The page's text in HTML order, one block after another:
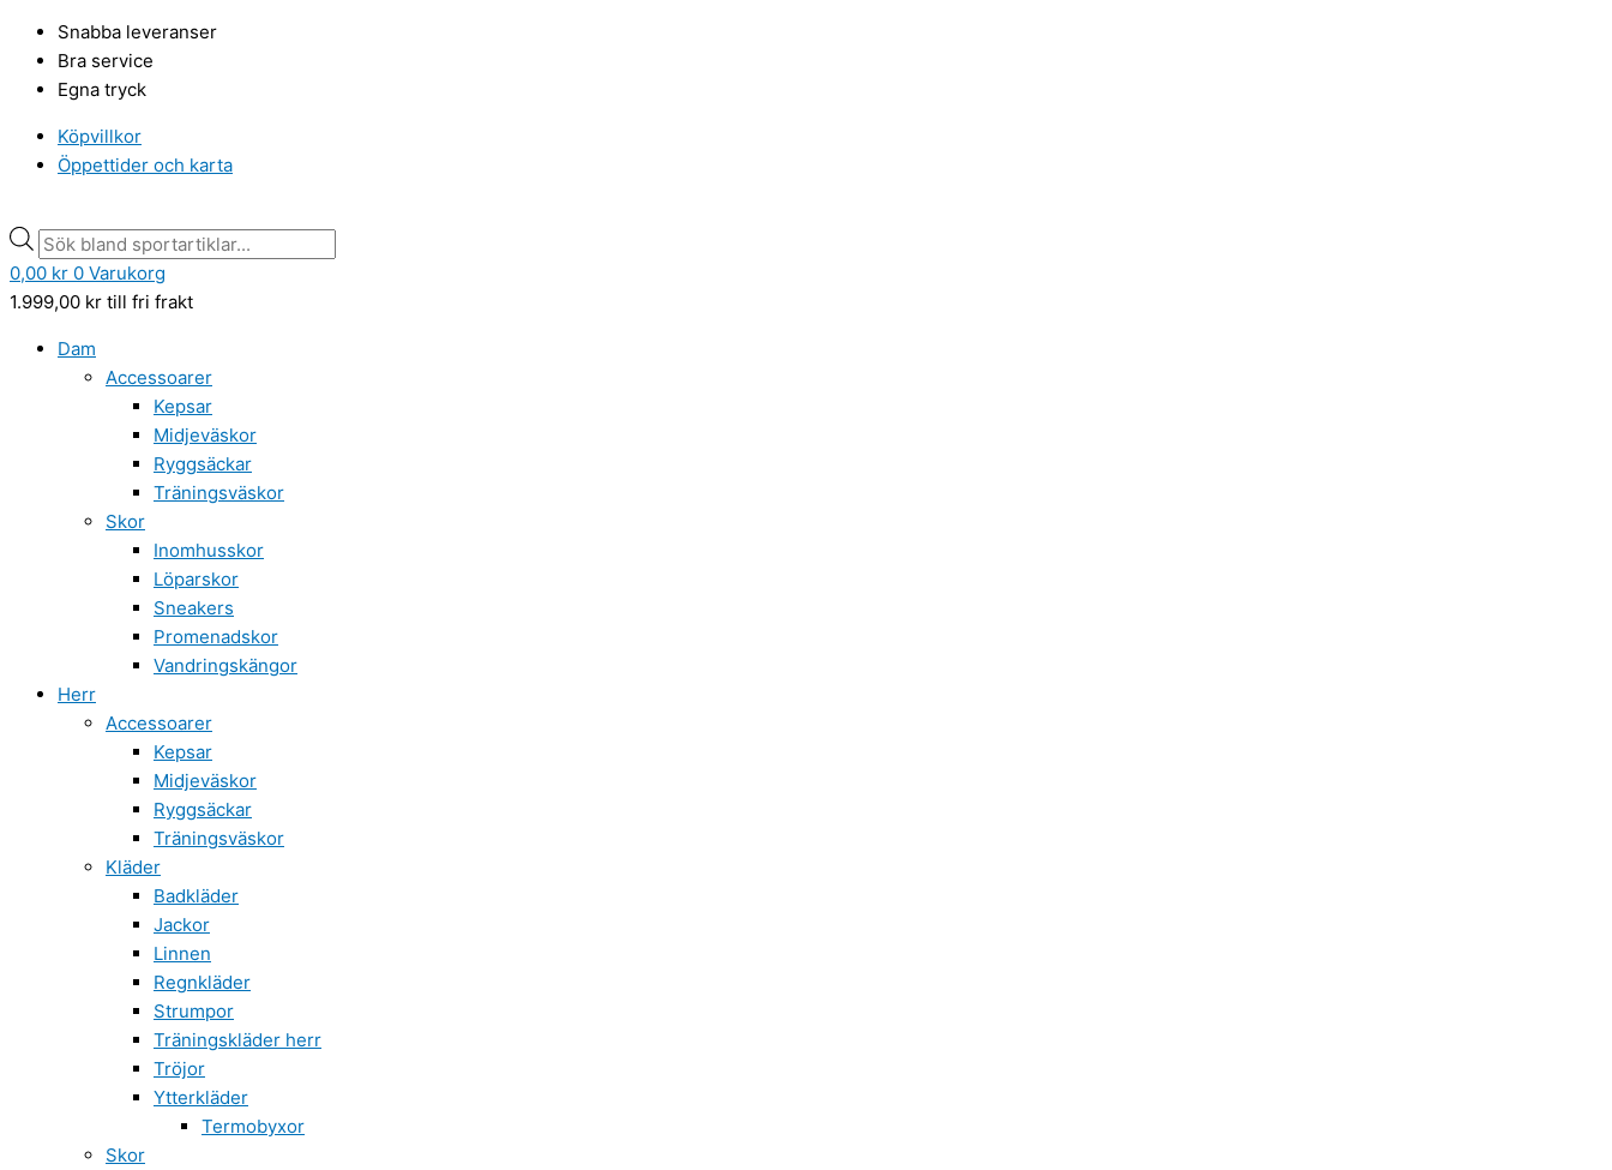
innehåll
Snabba leveranser
Bra service
Egna tryck
Köpvillkor
Öppettider och karta
search
0,00 kr 0 Varukorg
1.999,00 kr till fri frakt
Dam
Accessoarer
Kepsar
Midjeväskor
Ryggsäckar
Träningsväskor
Skor
Inomhusskor
Löparskor
Sneakers
Promenadskor
Vandringskängor
Herr
Accessoarer
Kepsar
Midjeväskor
Ryggsäckar
Träningsväskor
Kläder
Badkläder
Jackor
Linnen
Regnkläder
Strumpor
Träningskläder herr
Tröjor
Ytterkläder
Termobyxor
Skor
search
pris
pris